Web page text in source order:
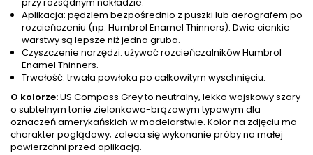
Aplikacja: pędzlem bezpośrednio z puszki lub aerografem po
rozcieńczeniu (np. Humbrol Enamel Thinners). Dwie cienkie
warstwy są lepsze niż jedna gruba.
Czyszczenie narzędzi: używać rozcieńczalników Humbrol
Enamel Thinners.
Trwałość: trwała powłoka po całkowitym wyschnięciu.
O kolorze:US Compass Grey to neutralny, lekko wojskowy szary
o subtelnym tonie zielonkawo-brązowym typowym dla
oznaczeń amerykańskich w modelarstwie. Kolor na zdjęciu ma
charakter poglądowy; zaleca się wykonanie próby na małej
powierzchni przed aplikacją.